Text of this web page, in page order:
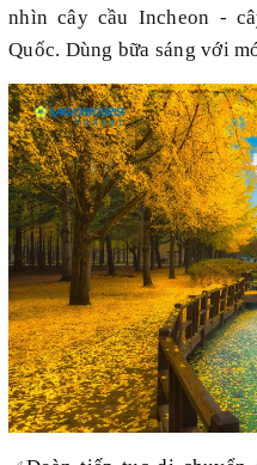
nhìn cây cầu Incheon -
Quốc. Dùng bữa sáng với